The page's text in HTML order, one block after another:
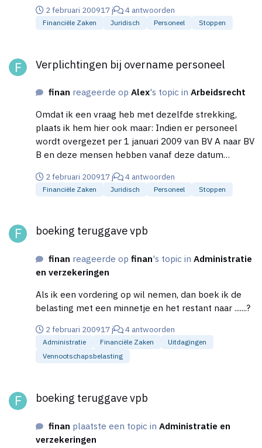
2 februari 200917 j 4 antwoorden
Financiële Zaken Juridisch Personeel Stoppen
Verplichtingen bij overname personeel
finan reageerde opAlex's topic inArbeidsrecht
Omdat ik een vraag heb met dezelfde strekking,
plaats ik hem hier ook maar: Indien er personeel
wordt overgezet per 1 januari 2009 van BV A naar BV
B en deze mensen hebben vanaf deze datum
een salaris ontvangen, maar er is nog geen
overeenkomst getekend, mag je er dan vanuit gaan
dit salaris bezwaar maakt om vanuit BV B tewerk
het contract met BV A? Groet, Martin
2 februari 200917 j 4 antwoorden
Financiële Zaken Juridisch Personeel Stoppen
boeking teruggave vpb
finan reageerde opfinan's topic inAdministratie
en verzekeringen
Als ik een vordering op wil nemen, dan boek ik de
belasting met een minnetje en het restant naar .......?
2 februari 200917 j 4 antwoorden
Administratie Financiële Zaken
Uitdagingen
Vennootschapsbelasting
boeking teruggave vpb
finan plaatste een topic inAdministratie en
verzekeringen